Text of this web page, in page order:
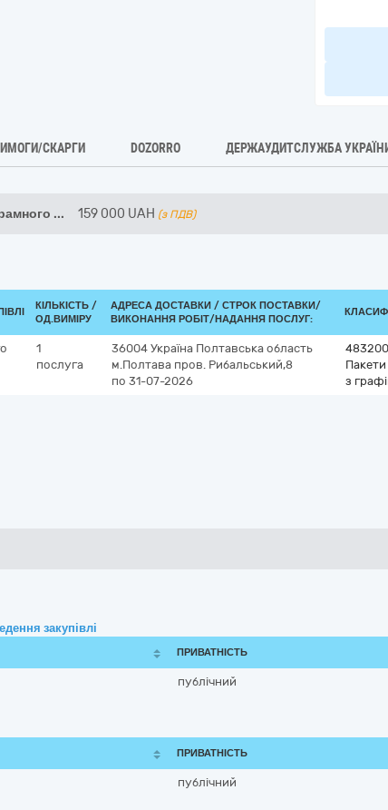
СКАРГИ DOZORRO ДЕРЖАУДИТСЛУЖБА
... 159 000 UAH (з ПДВ)
КІЛЬКІСТЬ /
ОД.ВИМІРУ
АДРЕСА ДОСТАВКИ / СТРОК ПОСТАВКИ/
ВИКОНАННЯ РОБІТ/НАДАННЯ ПОСЛУГ:
1
послуга
36004 Україна Полтавська область
м.Полтава пров. Рибальський,8
по 31-07-2026
з
закупівлі
ПРИВАТНІСТЬ
публічний
ПРИВАТНІСТЬ
публічний